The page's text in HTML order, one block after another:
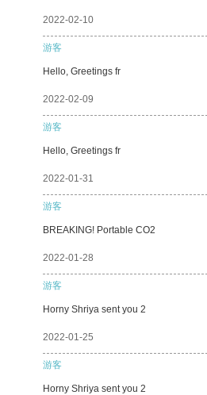
2022-02-10
游客
Hello, Greetings fr
2022-02-09
游客
Hello, Greetings fr
2022-01-31
游客
BREAKING! Portable CO2
2022-01-28
游客
Horny Shriya sent you 2
2022-01-25
游客
Horny Shriya sent you 2